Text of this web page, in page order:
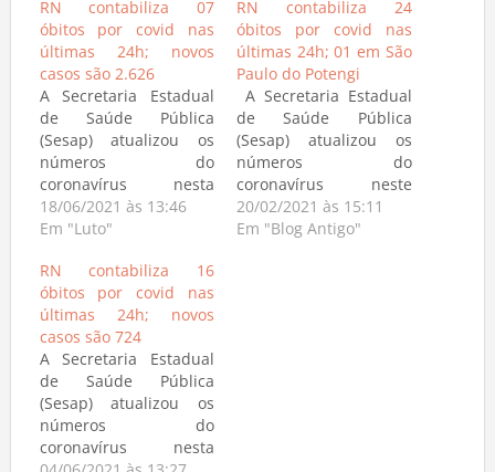
RN contabiliza 07
óbitos por covid nas
últimas 24h; novos
casos são 2.626
A Secretaria Estadual
de Saúde Pública
(Sesap) atualizou os
números do
coronavírus nesta
sexta-feira (18). Foram
mais 2.626 casos
totalizando 290.042.
Até quinta-feira (17)
eram 287.416
infectados. Com
relação aos óbitos no
Rio Grande do Norte,
são 6.563 no total,
sendo 07 mortes
registradas nas últimas
18/06/2021 às 13:46
Em "Luto"
RN contabiliza 24
óbitos por covid nas
últimas 24h; 01 em São
Paulo do Potengi
A Secretaria Estadual
de Saúde Pública
(Sesap) atualizou os
números do
coronavírus neste
sábado (20). Foram
mais 749 casos
20/02/2021 às 15:11
Em "Blog Antigo"
RN contabiliza 16
óbitos por covid nas
últimas 24h; novos
casos são 724
A Secretaria Estadual
de Saúde Pública
(Sesap) atualizou os
números do
coronavírus nesta